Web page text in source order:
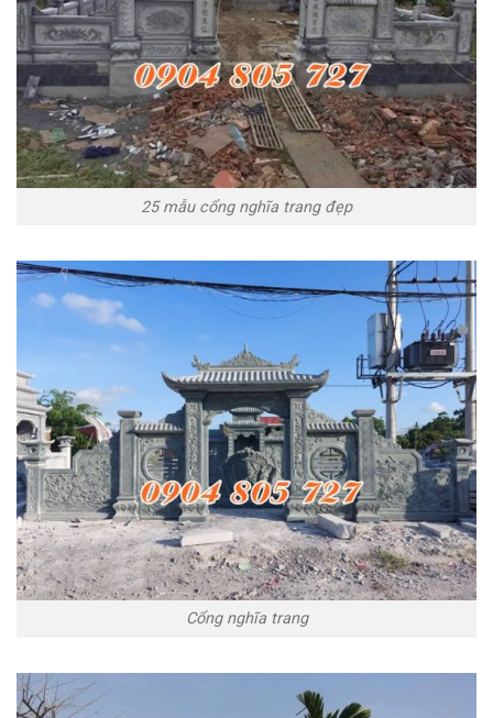
25 mẫu cổng nghĩa trang đẹp
Cổng nghĩa trang